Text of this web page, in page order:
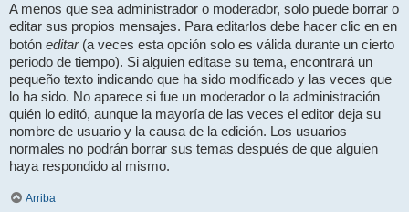
A menos que sea administrador o moderador, solo puede borrar o
editar sus propios mensajes. Para editarlos debe hacer clic en en
botón editar(a veces esta opción solo es válida durante un cierto
periodo de tiempo). Si alguien editase su tema, encontrará un
pequeño texto indicando que ha sido modificado y las veces que
lo ha sido. No aparece si fue un moderador o la administración
quién lo editó, aunque la mayoría de las veces el editor deja su
nombre de usuario y la causa de la edición. Los usuarios
normales no podrán borrar sus temas después de que alguien
haya respondido al mismo.
Arriba